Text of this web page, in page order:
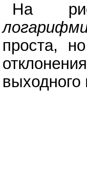
На
проста,